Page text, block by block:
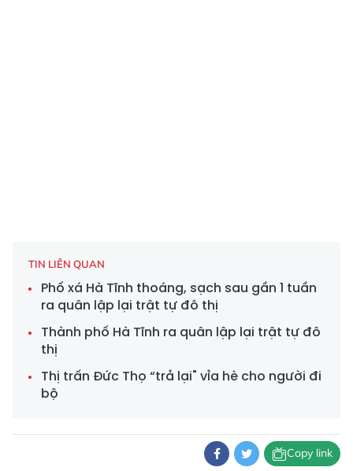
TIN LIÊN QUAN
Phố xá Hà Tĩnh thoáng, sạch sau gần 1 tuần
ra quân lập lại trật tự đô thị
Thành phố Hà Tĩnh ra quân lập lại trật tự đô
thị
Thị trấn Đức Thọ “trả lại" vỉa hè cho người đi
bộ
Copy link